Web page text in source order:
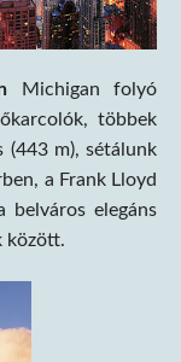
Michigan folyó
többek
(443 m), sétálunk
a Frank Lloyd
belváros elegáns
között.